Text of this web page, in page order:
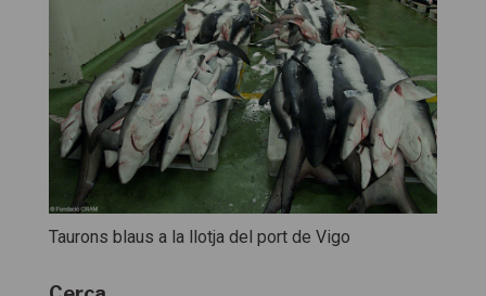
Taurons blaus a la llotja del port de Vigo